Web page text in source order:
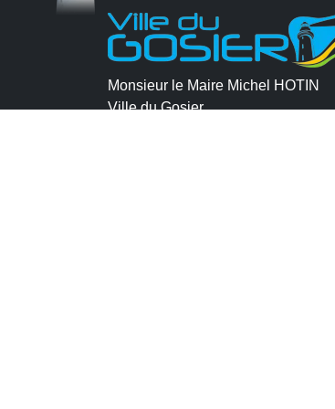
Monsieur le Maire Michel HOTIN
Ville du Gosier